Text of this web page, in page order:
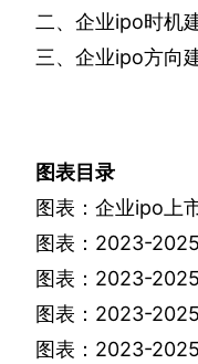
二、企业ipo时机
三、企业ipo方向
图表目录
图表：企业ipo 上
图表： 2023-2025
图表： 2023-2025
图表： 2023-2025
图表： 2023-2025